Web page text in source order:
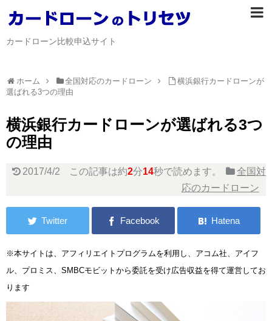
カードローン比較申込サイト
ホーム 全国対応のカードローン
横浜銀行カードローンが
選ばれる3つの理由
横浜銀行カードローンが選ばれる3つ
の理由
2017/4/2 この記事は約2分14秒で読めます。
全国対
応のカードローン
※本サイトは、アフィリエイトプログラムを利用し、アコム社、アイフ
ル、プロミス、SMBCモビットから委託を受け広告収益を得て運営してお
ります